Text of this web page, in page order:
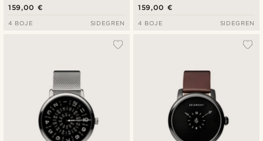
159,00 €
4 BOJE SIDEGREN
159,00 €
4 BOJE SIDEGREN